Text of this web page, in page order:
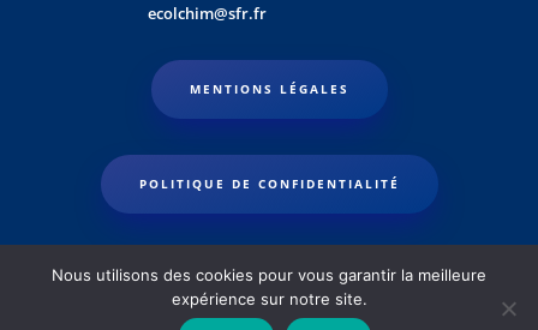
ecolchim@sfr.fr
MENTIONS LÉGALES
POLITIQUE DE CONFIDENTIALITÉ
Nous utilisons des cookies pour vous garantir la meilleure
expérience sur notre site.